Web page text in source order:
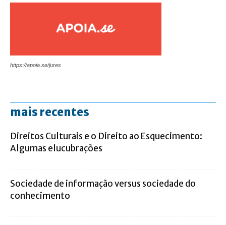
https://apoia.se/jures
mais recentes
Direitos Culturais e o Direito ao Esquecimento:
Algumas elucubrações
Sociedade de informação versus sociedade do
conhecimento